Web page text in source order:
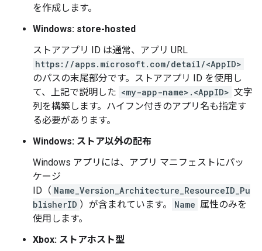
を作成します。
Windows: store-hosted
ストアアプリ ID は通常、アプリ URL
https://apps.microsoft.com/detail/<AppID>
のパスの末尾部分です。ストアアプリ ID を使用し
て、上記で説明した <my-app-name>.<AppID> 文字
列を構築します。ハイフン付きのアプリ名も指定す
る必要があります。
Windows: ストア以外の配布
Windows アプリには、アプリ マニフェストにパッ
ケージ
ID（ Name_Version_Architecture_ResourceID_Pu
blisherID ）が含まれています。 Name 属性のみを
使用します。
Xbox: ストアホスト型